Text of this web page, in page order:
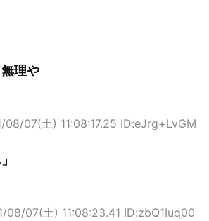
理や
08/07(土) 11:08:17.25 ID:eJrg+LvGM
08/07(土) 11:08:23.41 ID:zbQ1Iuq00